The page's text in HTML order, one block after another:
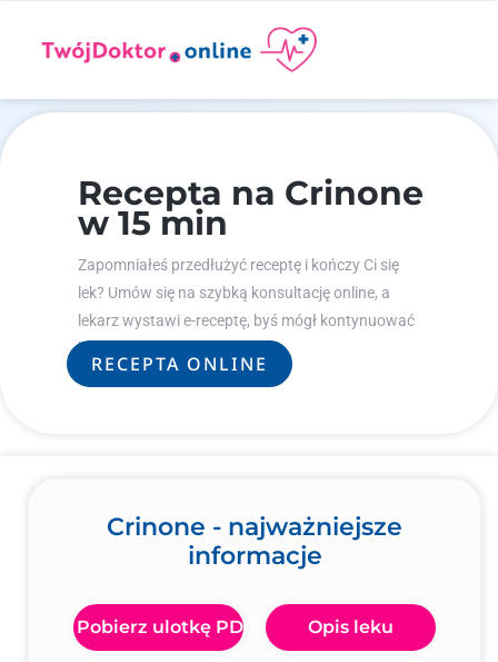
Recepta na Crinone
w 15 min
Zapomniałeś przedłużyć receptę i kończy Ci się
lek? Umów się na szybką konsultację online, a
lekarz wystawi e-receptę, byś mógł kontynuować
leczenie.
RECEPTA ONLINE
Crinone - najważniejsze
informacje
Pobierz ulotkę PDF Opis leku